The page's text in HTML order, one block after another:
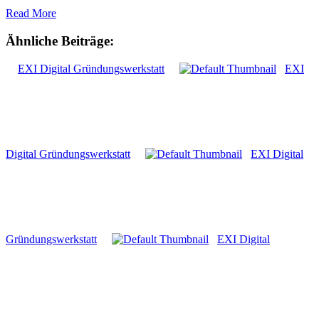
Read More
Ähnliche Beiträge:
EXI Digital Gründungswerkstatt EXI
Digital Gründungswerkstatt EXI Digital
Gründungswerkstatt EXI Digital